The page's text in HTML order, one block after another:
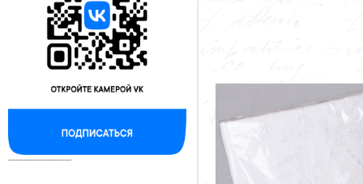
--------------------------